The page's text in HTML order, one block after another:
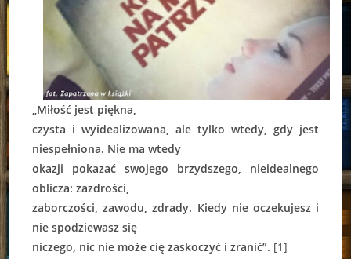
„Miłość jest piękna,
czysta i wyidealizowana, ale tylko wtedy, gdy jest
niespełniona. Nie ma wtedy
okazji pokazać swojego brzydszego, nieidealnego
oblicza: zazdrości,
zaborczości, zawodu, zdrady. Kiedy nie oczekujesz i
nie spodziewasz się
niczego, nic nie może cię zaskoczyć i zranić”. [1]